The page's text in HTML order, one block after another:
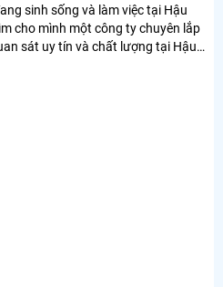
sinh sống và làm việc tại Hậu
cho mình một công ty chuyên lắp
sát uy tín và chất lượng tại Hậu